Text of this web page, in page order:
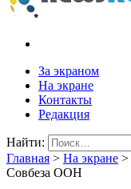
newsroom.su
Новости о новостях
За экраном
На экране
Контакты
Редакция
Найти:
Главная > На экране >
Совбеза ООН